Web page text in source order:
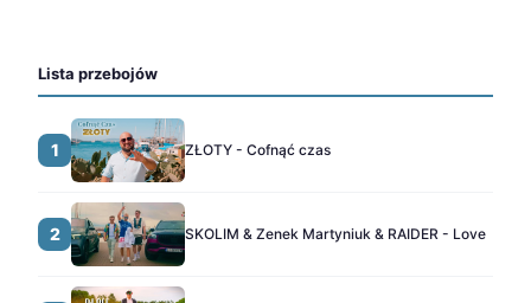
Lista przebojów
1 ZŁOTY - Cofnąć czas
2 SKOLIM & Zenek Martyniuk & RAIDER - Love